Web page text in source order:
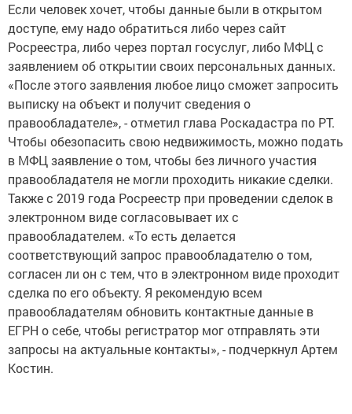
Если человек хочет, чтобы данные были в открытом
доступе, ему надо обратиться либо через сайт
Росреестра, либо через портал госуслуг, либо МФЦ с
заявлением об открытии своих персональных данных.
«После этого заявления любое лицо сможет запросить
выписку на объект и получит сведения о
правообладателе», - отметил глава Роскадастра по РТ.
Чтобы обезопасить свою недвижимость, можно подать
в МФЦ заявление о том, чтобы без личного участия
правообладателя не могли проходить никакие сделки.
Также с 2019 года Росреестр при проведении сделок в
электронном виде согласовывает их с
правообладателем. «То есть делается
соответствующий запрос правообладателю о том,
согласен ли он с тем, что в электронном виде проходит
сделка по его объекту. Я рекомендую всем
правообладателям обновить контактные данные в
ЕГРН о себе, чтобы регистратор мог отправлять эти
запросы на актуальные контакты», - подчеркнул Артем
Костин.